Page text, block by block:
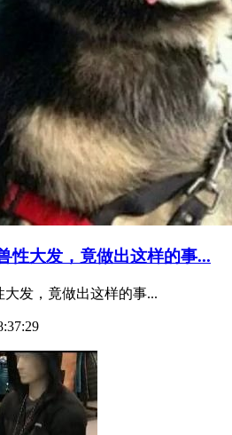
性大发，竟做出这样的事...
发，竟做出这样的事...